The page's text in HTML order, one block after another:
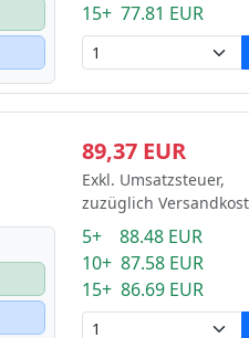
15+ 77.81 EUR
89,37 EUR
Exkl. Umsatzsteuer,
zuzüglich
5+ 88.48 EUR
10+ 87.58 EUR
15+ 86.69 EUR